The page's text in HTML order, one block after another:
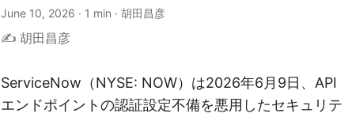
June 10, 2026 · 1 min · 胡田昌彦
✍️ 胡田昌彦
ServiceNow（NYSE: NOW）は2026年6月9日、API
エンドポイントの認証設定不備を悪用したセキュリテ